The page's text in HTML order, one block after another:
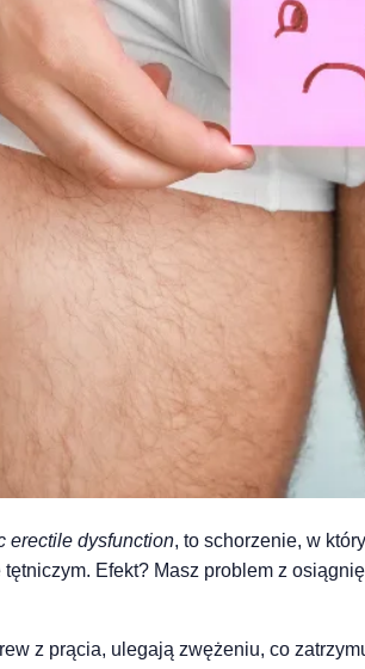
erectile dysfunction, to schorzenie, w
tętniczym. Efekt? Masz problem z
z prącia, ulegają zwężeniu, co